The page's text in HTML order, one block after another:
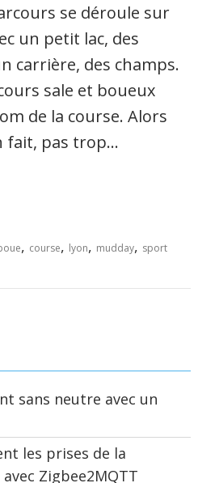
se déroule sur
un petit lac, des
carrière, des champs.
sale et boueux
de la course. Alors
fait, pas trop…
, course, lyon, mudday, sport
sans neutre avec un
les prises de la
Zigbee2MQTT